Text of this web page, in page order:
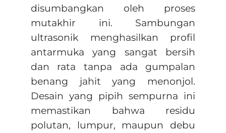
disumbangkan oleh proses
mutakhir ini. Sambungan
ultrasonik menghasilkan profil
antarmuka yang sangat bersih
dan rata tanpa ada gumpalan
benang jahit yang menonjol.
Desain yang pipih sempurna ini
memastikan bahwa residu
polutan, lumpur, maupun debu